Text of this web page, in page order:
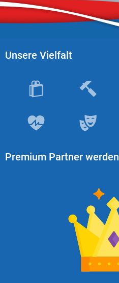
Unsere Vielfalt
Premium Partner werden